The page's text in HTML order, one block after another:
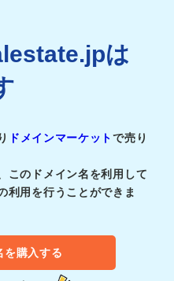
は
ドメインマーケットで売り
このドメイン名を利用して
利用を行うことができま
を購入する